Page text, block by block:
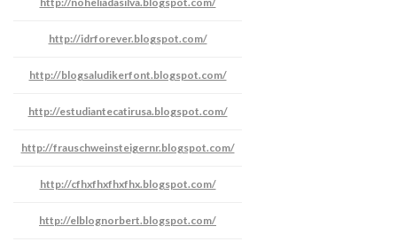
http://idrforever.blogspot.com/
http://blogsaludikerfont.blogspot.com/
http://estudiantecatirusa.blogspot.com/
http://frauschweinsteigernr.blogspot.com/
http://cfhxfhxfhxfhx.blogspot.com/
http://elblognorbert.blogspot.com/